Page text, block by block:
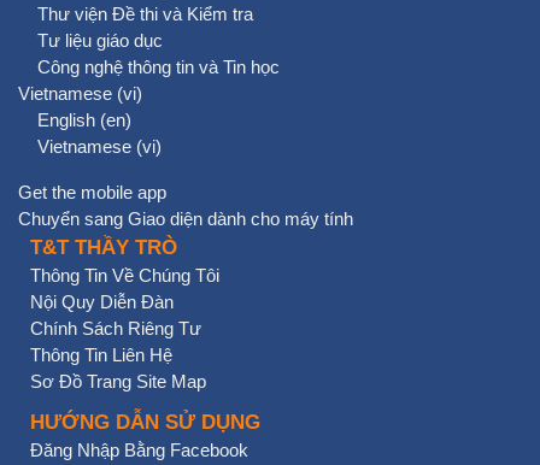
Thư viện Đề thi và Kiểm tra
Tư liệu giáo dục
Công nghệ thông tin và Tin học
Vietnamese ‎(vi)‎
English ‎(en)‎
Vietnamese ‎(vi)‎
Get the mobile app
Chuyển sang Giao diện dành cho máy tính
T&T THẦY TRÒ
Thông Tin Về Chúng Tôi
Nội Quy Diễn Đàn
Chính Sách Riêng Tư
Thông Tin Liên Hệ
Sơ Đồ Trang Site Map
HƯỚNG DẪN SỬ DỤNG
Đăng Nhập Bằng Facebook